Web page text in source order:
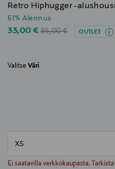
Retro Hiphugger -
61% Alennus
Discounted Price
33,00 €Original Price
85,00 € OUTLET
Valitse Väri
Ei saatavilla verkkokaupasta.
null